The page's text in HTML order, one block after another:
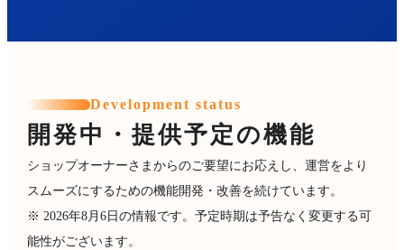
Development status
開発中・提供予定の機能
ショップオーナーさまからのご要望にお応えし、運営をより
スムーズにするための機能開発・改善を続けています。
※ 2026年8月6日の情報です。予定時期は予告なく変更する可
能性がございます。